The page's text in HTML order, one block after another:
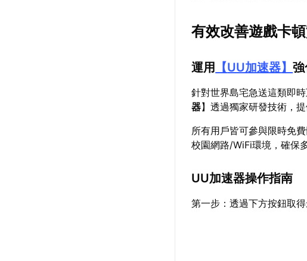
有效改善遊戲卡
運用 【UU加速器】
針對世界島宅急送這類即
器】透過獨家研發技術，
所有用戶皆可參與限時免
校園網路/WiFi環境，確保
UU加速器操作指南
第一步：透過下方按鈕取得